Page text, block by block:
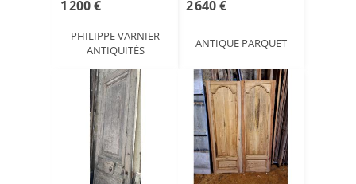
1 200 €
PHILIPPE VARNIER
ANTIQUITÉS
2 640 €
ANTIQUE PARQUET